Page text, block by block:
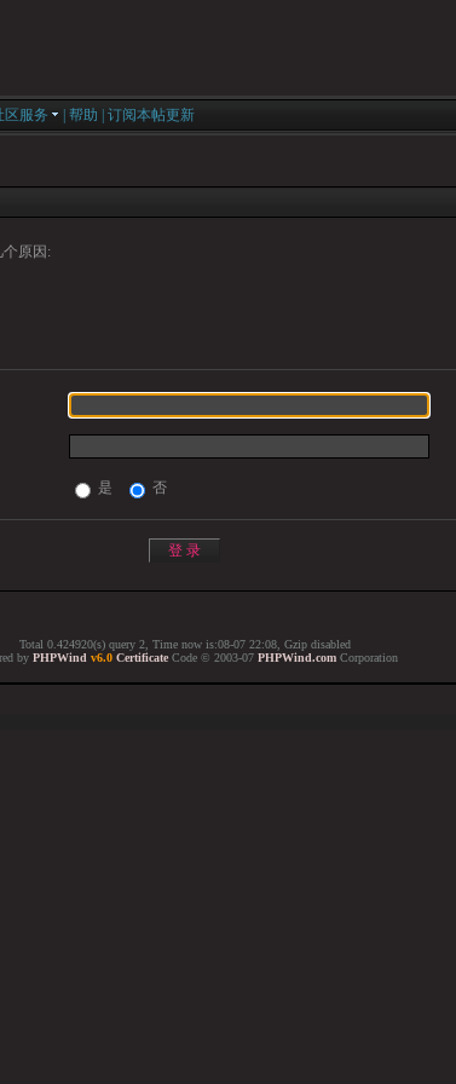
区服务 帮助 订阅本帖更新
原因:
是 否
Total 0.424920(s) query 2, Time now is:08-07 22:08, Gzip disabled
by PHPWind v6.0 Certificate Code © 2003-07 PHPWind.com Corporation